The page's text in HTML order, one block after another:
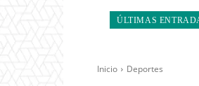
ÚLTIMAS
Inicio Deportes